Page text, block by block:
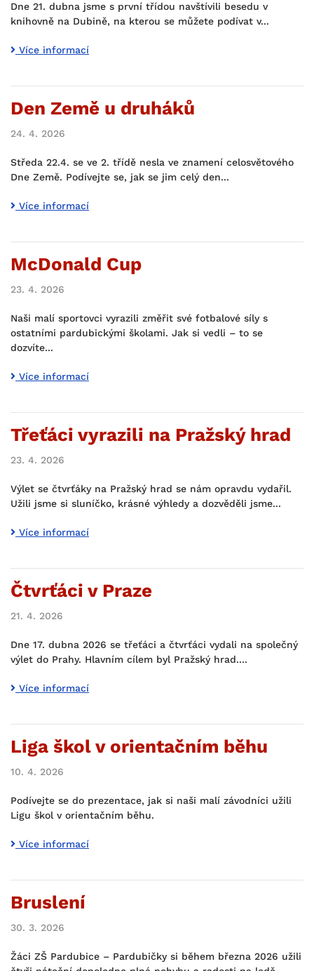
Dne 21. dubna jsme s první třídou navštívili besedu v
knihovně na Dubině, na kterou se můžete podívat v...
Více informací
Den Země u druháků
24. 4. 2026
Středa 22.4. se ve 2. třídě nesla ve znamení celosvětového
Dne Země. Podívejte se, jak se jim celý den...
Více informací
McDonald Cup
23. 4. 2026
Naši malí sportovci vyrazili změřit své fotbalové síly s
ostatními pardubickými školami. Jak si vedli – to se
dozvíte...
Více informací
Třeťáci vyrazili na Pražský hrad
23. 4. 2026
Výlet se čtvrťáky na Pražský hrad se nám opravdu vydařil.
Užili jsme si sluníčko, krásné výhledy a dozvěděli jsme...
Více informací
Čtvrťáci v Praze
21. 4. 2026
Dne 17. dubna 2026 se třeťáci a čtvrťáci vydali na společný
výlet do Prahy. Hlavním cílem byl Pražský hrad....
Více informací
Liga škol v orientačním běhu
10. 4. 2026
Podívejte se do prezentace, jak si naši malí závodníci užili
Ligu škol v orientačním běhu.
Více informací
Bruslení
30. 3. 2026
Žáci ZŠ Pardubice – Pardubičky si během března 2026 užili